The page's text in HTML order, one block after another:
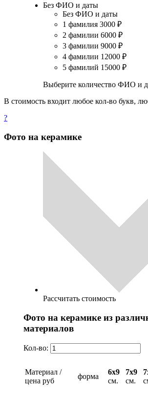
Без ФИО и даты
Без ФИО и даты
1 фамилия 3000 ₽
2 фамилии 6000 ₽
3 фамилии 9000 ₽
4 фамилии 12000 ₽
5 фамилий 15000 ₽
Выберите количество ФИО и
В стоимость входит любое кол-во букв,
?
Фото на керамике
Рассчитать стоимость
Фото на керамике из
материалов
Кол-во:
Материал /
цена руб
форма
6х9
см.
7х9
см.